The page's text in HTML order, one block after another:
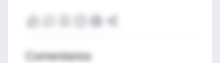
Comentarios